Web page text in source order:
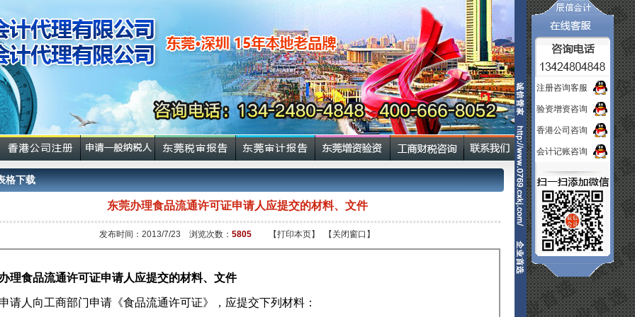
格下载
东莞办理食品流通许可证申请人应提交的材料、文件
发布时间：2013/7/23 浏览次数： 5805 【打印本页】 【关闭窗口】
理食品流通许可证申请人应提交的材料、文件
请人向工商部门申请《食品流通许可证》 ，应提交下列材料：
注册咨询客服
验资增资咨询
香港公司咨询
会计记账咨询